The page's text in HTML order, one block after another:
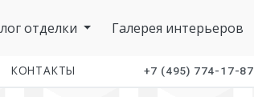
отделки Галерея интерьеров
КОНТАКТЫ +7 (495) 774-17-87